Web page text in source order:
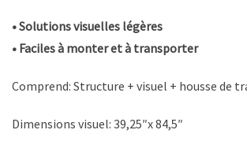
• Solutions visuelles légères
• Faciles à monter et à transporter
Comprend: Structure + visuel + housse de
Dimensions visuel: 39,25″x 84,5″